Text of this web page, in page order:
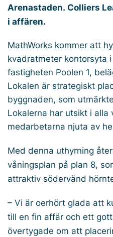
Arenastaden. Colliers
i affären.
MathWorks kommer att
kvadratmeter kontorsyta
fastigheten Poolen 1,
Lokalen är strategiskt
byggnaden, som
Lokalerna har utsikt i alla
medarbetarna njuta av
Med denna uthyrning
våningsplan på plan 8,
attraktiv södervänd
– Vi är oerhört glada att
till en fin affär och ett
övertygade om att